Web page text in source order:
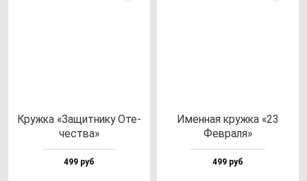
Круж­ка «Защит­ни­ку Оте­
чес­тва»
499 руб
Имен­ная круж­ка «23
Фев­ра­ля»
499 руб